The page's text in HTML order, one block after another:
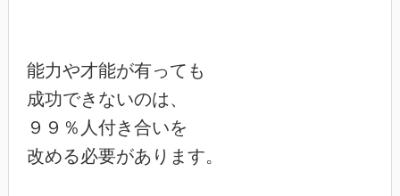
能力や才能が有っても
成功できないのは、
９９％人付き合いを
改める必要があります。